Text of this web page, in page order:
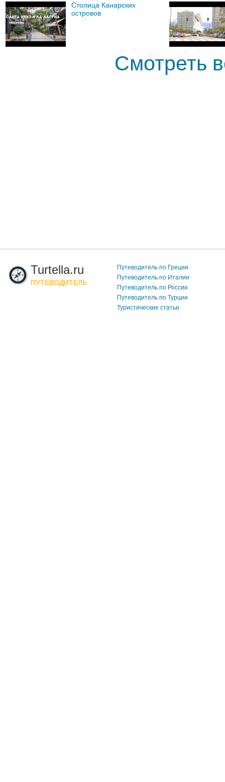
Столица Канарских
островов
Смотреть
Turtella.ru
ПУТЕВОДИТЕЛЬ
Путеводитель по Греции
Путеводитель по Италии
Путеводитель по России
Путеводитель по Турции
Туристические статьи